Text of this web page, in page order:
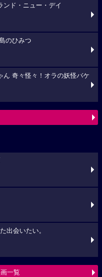
ド・ニュー・デイ
のひみつ
奇々怪々！オラの妖怪バケ
出会いたい。
一覧